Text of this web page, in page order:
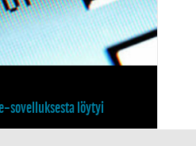
sovelluksesta löytyi